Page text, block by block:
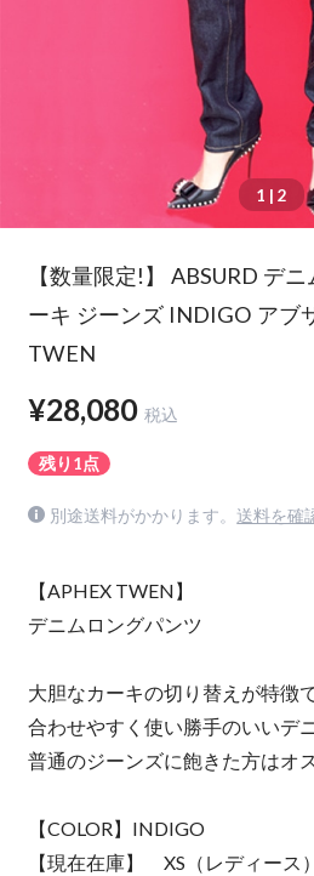
1 | 2
【数量限定!】 ABSURD デ
ーキ ジーンズ INDIGO アブ
TWEN
¥28,080 税込
残り1点
別途送料がかかります。 送料を確
【APHEX TWEN】
デニムロングパンツ
大胆なカーキの切り替えが特徴で
合わせやすく使い勝手のいいデ
普通のジーンズに飽きた方はオ
【COLOR】INDIGO
【現在在庫】 XS（レディース